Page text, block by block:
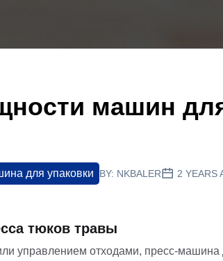
машин
для упаковки BY: NKBALER 2 YEARS
тюков травы
управлением отходами, пресс-